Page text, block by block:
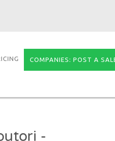
COMPANIES: POST A
-